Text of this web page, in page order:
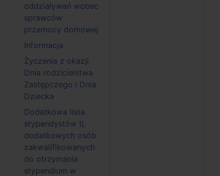
oddziaływań wobec
sprawców
przemocy domowej
Informacja
Życzenia z okazji
Dnia rodzicielstwa
Zastępczego i Dnia
Dziecka
Dodatkowa lista
stypendystów tj.
dodatkowych osób
zakwalifikowanych
do otrzymania
stypendium w